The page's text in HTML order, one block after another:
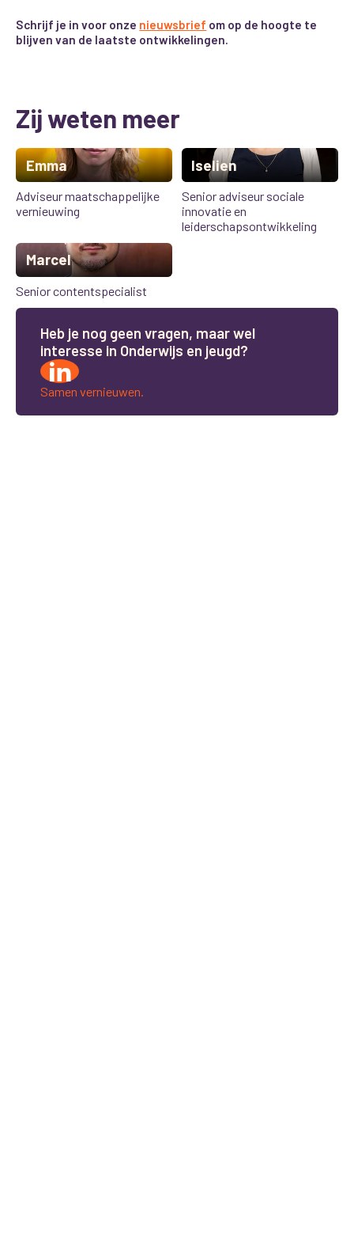
Schrijf je in voor onze nieuwsbrief om op de hoogte te
blijven van de laatste ontwikkelingen.
Zij weten meer
Emma
Adviseur maatschappelijke
vernieuwing
Iselien
Senior adviseur sociale
innovatie en
leiderschapsontwikkeling
Marcel
Senior contentspecialist
Heb je nog geen vragen, maarwel
interesse in Onderwijs en jeugd?
Samen vernieuwen.